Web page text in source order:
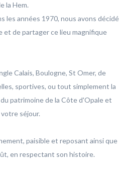
la Hem.
les années 1970, nous avons décidé
et de partager ce lieu magnifique
Calais, Boulogne, St Omer, de
sportives, ou tout simplement la
patrimoine de la Côte d'Opale et
séjour.
paisible et reposant ainsi que
en respectant son histoire.